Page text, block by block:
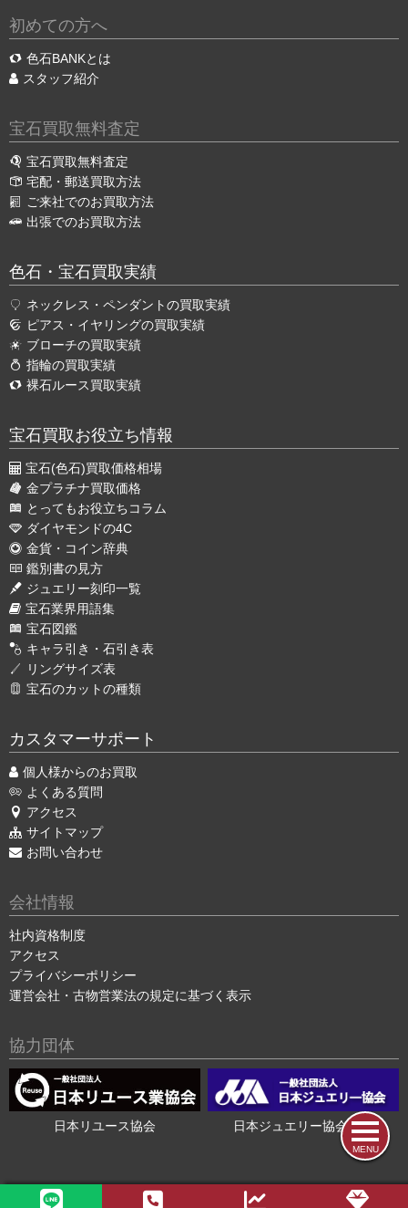
MENU
初めての方へ
色石BANKとは
スタッフ紹介
宝石買取無料査定
宝石買取無料査定
宅配・郵送買取方法
ご来社でのお買取方法
出張でのお買取方法
色石・宝石買取実績
ネックレス・ペンダントの買取実績
ピアス・イヤリングの買取実績
ブローチの買取実績
指輪の買取実績
裸石ルース買取実績
宝石買取お役立ち情報
宝石(色石)買取価格相場
金プラチナ買取価格
とってもお役立ちコラム
ダイヤモンドの4C
金貨・コイン辞典
鑑別書の見方
ジュエリー刻印一覧
宝石業界用語集
宝石図鑑
キャラ引き・石引き表
リングサイズ表
宝石のカットの種類
カスタマーサポート
個人様からのお買取
よくある質問
アクセス
サイトマップ
お問い合わせ
会社情報
社内資格制度
アクセス
プライバシーポリシー
運営会社・古物営業法の規定に基づく表示
協力団体
日本リユース協会 日本ジュエリー協会会員